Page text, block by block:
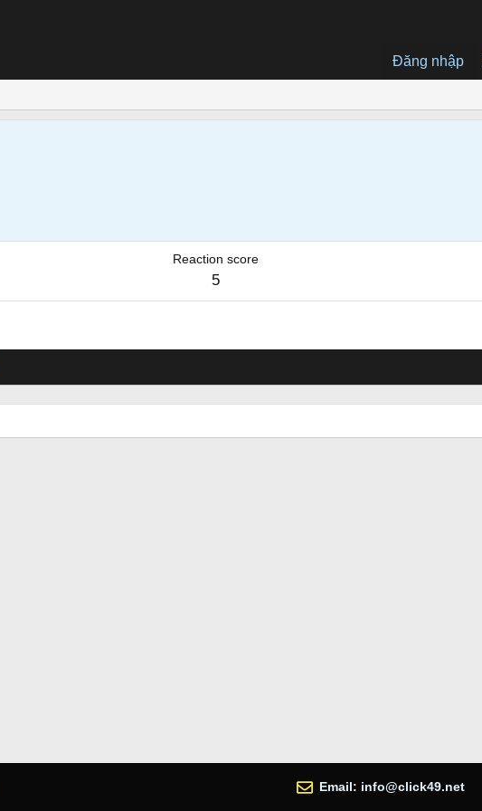
Đăng nhập
Reaction score
5
Email: info@click49.net